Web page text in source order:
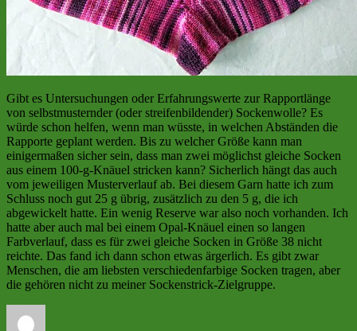
Gibt es Untersuchungen oder Erfahrungswerte zur Rapportlänge
von selbstmusternder (oder streifenbildender) Sockenwolle? Es
würde schon helfen, wenn man wüsste, in welchen Abständen die
Rapporte geplant werden. Bis zu welcher Größe kann man
einigermaßen sicher sein, dass man zwei möglichst gleiche Socken
aus einem 100-g-Knäuel stricken kann? Sicherlich hängt das auch
vom jeweiligen Musterverlauf ab. Bei diesem Garn hatte ich zum
Schluss noch gut 25 g übrig, zusätzlich zu den 5 g, die ich
abgewickelt hatte. Ein wenig Reserve war also noch vorhanden. Ich
hatte aber auch mal bei einem Opal-Knäuel einen so langen
Farbverlauf, dass es für zwei gleiche Socken in Größe 38 nicht
reichte. Das fand ich dann schon etwas ärgerlich. Es gibt zwar
Menschen, die am liebsten verschiedenfarbige Socken tragen, aber
die gehören nicht zu meiner Sockenstrick-Zielgruppe.